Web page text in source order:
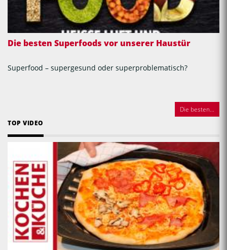
Die besten Superfoods vor unserer Haustür
Superfood – supergesund oder superproblematisch?
Die besten...
TOP VIDEO